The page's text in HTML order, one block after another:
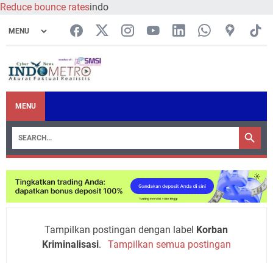
Reduce bounce ratesindo
MENU
Tampilkan postingan dengan label Korban
Kriminalisasi. Tampilkan semua postingan